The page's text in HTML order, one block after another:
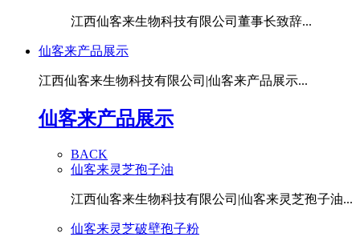
江西仙客来生物科技有限公司董事长致辞...
仙客来产品展示
江西仙客来生物科技有限公司|仙客来产品展示...
仙客来产品展示
BACK
仙客来灵芝孢子油
江西仙客来生物科技有限公司|仙客来灵芝孢子油...
仙客来灵芝破壁孢子粉